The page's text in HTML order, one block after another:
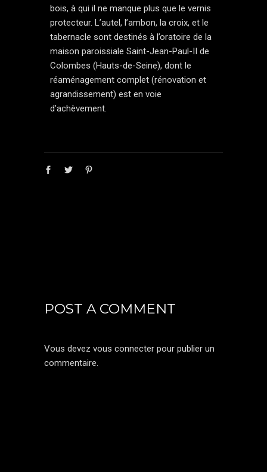
bois, à qui il ne manque plus que le vernis
protecteur. L’autel, l’ambon, la croix, et le
tabernacle sont destinés à l’oratoire de la
maison paroissiale Saint-Jean-Paul-II de
Colombes (Hauts-de-Seine), dont le
réaménagement complet (rénovation et
agrandissement) est en voie
d’achèvement.
POST A COMMENT
Vous devez vous connecter pour publier un
commentaire.